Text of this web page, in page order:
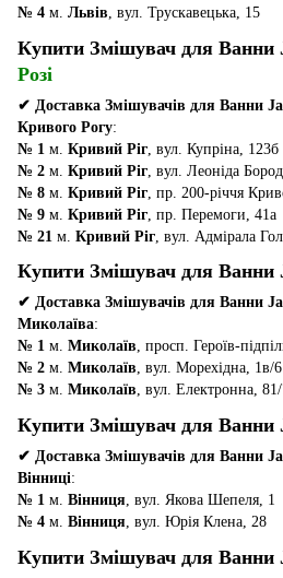
№ 4 м. Львів , вул. Трускавецька, 15
Купити Змішувач для Ванни
Розі
✔ Доставка Змішувачів для Ванни
Кривого Рогу:
№ 1 м. Кривий Ріг , вул. Купріна, 123б
№ 2 м. Кривий Ріг , вул. Леоніда
№ 8 м. Кривий Ріг , пр. 200-річчя
№ 9 м. Кривий Ріг , пр. Перемоги, 41а
№ 21 м. Кривий Ріг , вул. Адмірала
Купити Змішувач для Ванни
✔ Доставка Змішувачів для Ванни
Миколаїва:
№ 1 м. Миколаїв, просп. Героїв-
№ 2 м. Миколаїв, вул. Морехідна, 1в/6
№ 3 м. Миколаїв, вул. Електронна,
Купити Змішувач для Ванни
✔ Доставка Змішувачів для Ванни
Вінниці:
№ 1 м. Вінниця, вул. Якова Шепеля, 1
№ 4 м. Вінниця, вул. Юрія Клена, 28
Купити Змішувач для Ванни